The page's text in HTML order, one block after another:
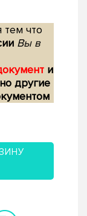
тем что
Вы в
и
другие